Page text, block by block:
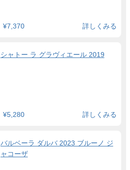
¥7,370 詳しくみる
シャトー ラ グラヴィエール 2019
¥5,280 詳しくみる
バルベーラ ダルバ 2023 ブルーノ ジ
ャコーザ